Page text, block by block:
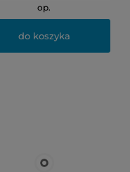
op.
do koszyka